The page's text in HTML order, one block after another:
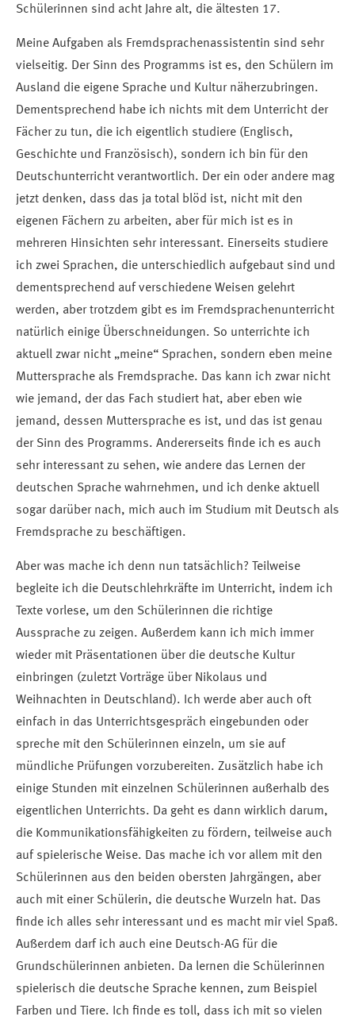
Schülerinnen sind acht Jahre alt, die ältesten 17.
Meine Aufgaben als Fremdsprachenassistentin sind sehr
vielseitig. Der Sinn des Programms ist es, den Schülern im
Ausland die eigene Sprache und Kultur näherzubringen.
Dementsprechend habe ich nichts mit dem Unterricht der
Fächer zu tun, die ich eigentlich studiere (Englisch,
Geschichte und Französisch), sondern ich bin für den
Deutschunterricht verantwortlich. Der ein oder andere mag
jetzt denken, dass das ja total blöd ist, nicht mit den
eigenen Fächern zu arbeiten, aber für mich ist es in
mehreren Hinsichten sehr interessant. Einerseits studiere
ich zwei Sprachen, die unterschiedlich aufgebaut sind und
dementsprechend auf verschiedene Weisen gelehrt
werden, aber trotzdem gibt es im Fremdsprachenunterricht
natürlich einige Überschneidungen. So unterrichte ich
aktuell zwar nicht „meine“ Sprachen, sondern eben meine
Muttersprache als Fremdsprache. Das kann ich zwar nicht
wie jemand, der das Fach studiert hat, aber eben wie
jemand, dessen Muttersprache es ist, und das ist genau
der Sinn des Programms. Andererseits finde ich es auch
sehr interessant zu sehen, wie andere das Lernen der
deutschen Sprache wahrnehmen, und ich denke aktuell
sogar darüber nach, mich auch im Studium mit Deutsch als
Fremdsprache zu beschäftigen.
Aber was mache ich denn nun tatsächlich? Teilweise
begleite ich die Deutschlehrkräfte im Unterricht, indem ich
Texte vorlese, um den Schülerinnen die richtige
Aussprache zu zeigen. Außerdem kann ich mich immer
wieder mit Präsentationen über die deutsche Kultur
einbringen (zuletzt Vorträge über Nikolaus und
Weihnachten in Deutschland). Ich werde aber auch oft
einfach in das Unterrichtsgespräch eingebunden oder
spreche mit den Schülerinnen einzeln, um sie auf
mündliche Prüfungen vorzubereiten. Zusätzlich habe ich
einige Stunden mit einzelnen Schülerinnen außerhalb des
eigentlichen Unterrichts. Da geht es dann wirklich darum,
die Kommunikationsfähigkeiten zu fördern, teilweise auch
auf spielerische Weise. Das mache ich vor allem mit den
Schülerinnen aus den beiden obersten Jahrgängen, aber
auch mit einer Schülerin, die deutsche Wurzeln hat. Das
finde ich alles sehr interessant und es macht mir viel Spaß.
Außerdem darf ich auch eine Deutsch-AG für die
Grundschülerinnen anbieten. Da lernen die Schülerinnen
spielerisch die deutsche Sprache kennen, zum Beispiel
Farben und Tiere. Ich finde es toll, dass ich mit so vielen